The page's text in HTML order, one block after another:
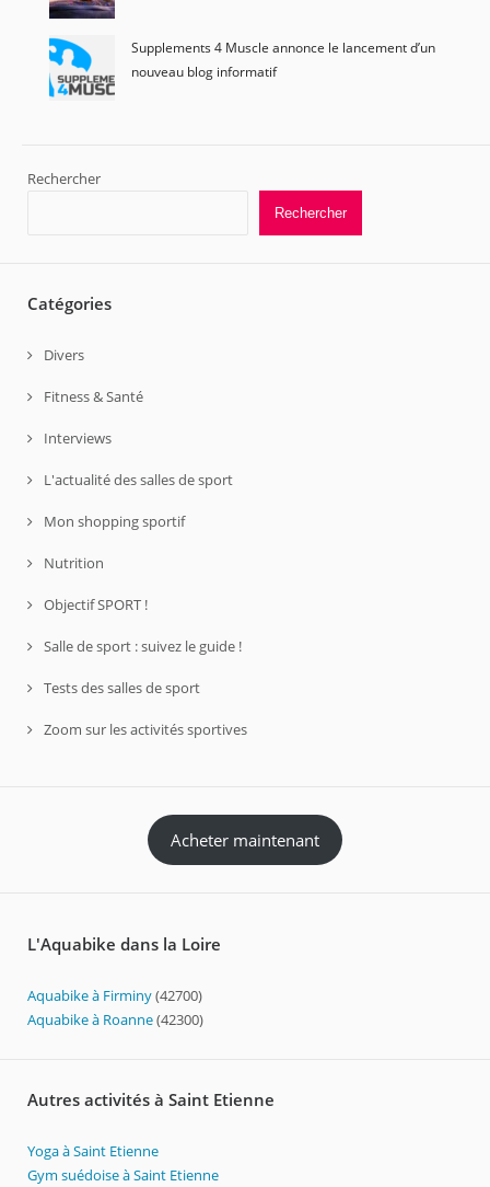
Supplements 4 Muscle annonce le lancement d’un
nouveau blog informatif
Rechercher
Rechercher
Catégories
Divers
Fitness & Santé
Interviews
L'actualité des salles de sport
Mon shopping sportif
Nutrition
Objectif SPORT !
Salle de sport : suivez le guide !
Tests des salles de sport
Zoom sur les activités sportives
Acheter maintenant
L'Aquabike dans la Loire
Aquabike à Firminy(42700)
Aquabike à Roanne(42300)
Autres activités à Saint Etienne
Yoga à Saint Etienne
Gym suédoise à Saint Etienne